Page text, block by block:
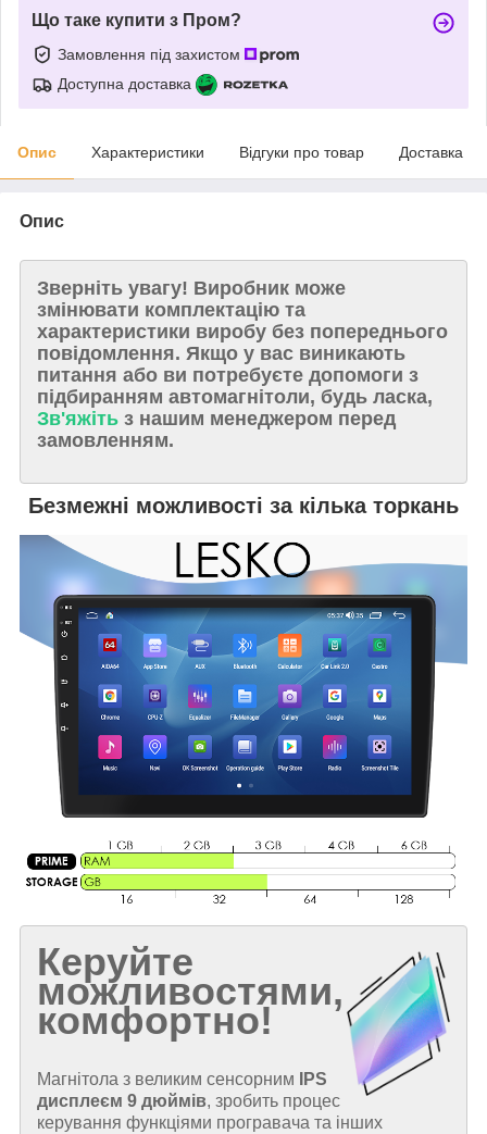
Що таке купити з Пром?
Замовлення під захистом
Доступна доставка
Опис Характеристики Відгуки про товар Доставка
Опис
Зверніть увагу! Виробник може
змінювати комплектацію та
характеристики виробу без попереднього
повідомлення. Якщо у вас виникають
питання або ви потребуєте допомоги з
підбиранням автомагнітоли, будь ласка,
Зв'яжіть з нашим менеджером перед
замовленням.
Безмежні можливості за кілька торкань
Керуйте
можливостями,
комфортно!
Магнітола з великим сенсорним
IPS
дисплеєм 9 дюймів, зробить процес
керування функціями програвача та інших